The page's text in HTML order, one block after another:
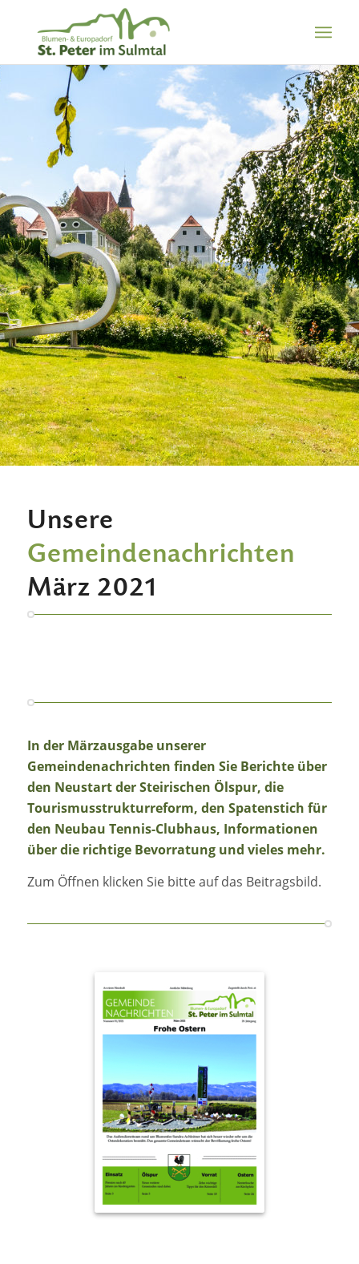
Unsere
Gemeindenachrichten
März 2021
In der Märzausgabe unserer
Gemeindenachrichten finden Sie Berichte über
den Neustart der Steirischen Ölspur, die
Tourismusstrukturreform, den Spatenstich für
den Neubau Tennis-Clubhaus, Informationen
über die richtige Bevorratung und vieles mehr.
Zum Öffnen klicken Sie bitte auf das Beitragsbild.